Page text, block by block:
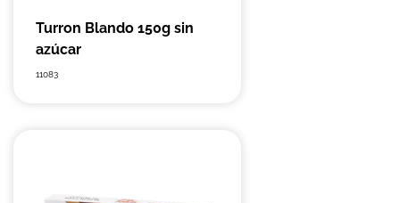
Turron Blando 150g sin
azúcar
11083